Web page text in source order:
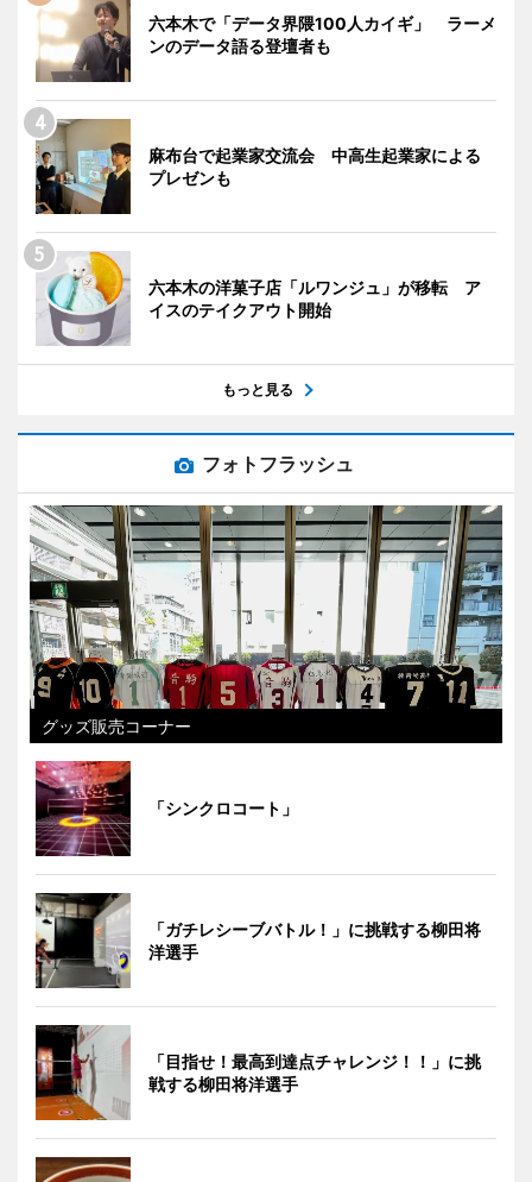
六本木で「データ界隈100人カイギ」 ラーメ
ンのデータ語る登壇者も
麻布台で起業家交流会 中高生起業家による
プレゼンも
六本木の洋菓子店「ルワンジュ」が移転 ア
イスのテイクアウト開始
もっと見る
フォトフラッシュ
グッズ販売コーナー
「シンクロコート」
「ガチレシーブバトル！」に挑戦する柳田将
洋選手
「目指せ！最高到達点チャレンジ！！」に挑
戦する柳田将洋選手